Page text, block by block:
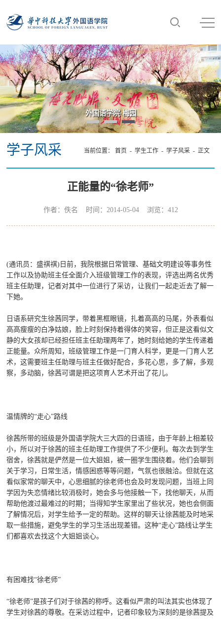
外国语学院·梅园
学子风采 当前位置： 首页 - 学生工作- 学子风采- 正文
正能量的“徐老师”
作者：佚名 时间：2014-05-04 浏览： 412
(通讯员：盛祺祺)日前，我院根据日常管理、基础文明建设等事务性
工作以及协助班主任全面介入班级管理工作的表现，评选出两名优秀
班主任助理，记者对其中一位进行了采访，让我们一起走近去了解一
下她。
日语系研究生徐茜同学，带着黑框眼镜，扎着高高的马尾，外表看似
高高瘦瘦的白净姑娘，脸上时刻保持着得体的笑容，但正是这看似文
静的大女孩却已经担任班主任助理两年了，她时刻给她的学生传递着
正能量。众所周知，班级管理工作是一门育人科学，更是一门育人艺
术，这需要班主任助理与班主任做好配合，多花心思，多了解，多观
察，多动脑，徐茜可谓是把这项育人艺术开出了花儿。
温情牌的“走心”路线
徐茜所带的班级是外国语学院大三大四的日语班，由于年龄上相差较
小，所以对于徐茜的班主任助理工作提供了不少便利。每次去到学生
宿舍，徐茜就是俨然是一位大姐姐，被一圈学生围绕着。他们会聊到
关于学习，日常生活，情感困惑等等问题，气氛也很融洽。但就在这
看似家常的聊天中，心思细腻的徐老师也会及时发现问题，当班上同
学因为失恋情绪比较消极时，她会多与他接触一下，找他聊天，从而
帮助他渡过最难过的时期；当得知学生家里出了些状况，她也会侧面
了解情况后，对学生给予一定的帮助。这样的聊天让徐茜能及时地采
取一些措施，避免学生的学习生活出现差错。这种“走心”路线让学生
们都喜欢去找这个大姐姐谈心。
有困难找“徐老师”
“徐老师”是孩子们对于徐茜的称呼。这看似严肃的叫法其实也体现了
学生对徐茜的尊敬。在采访过程中，记者印象较为深刻的是徐茜提及